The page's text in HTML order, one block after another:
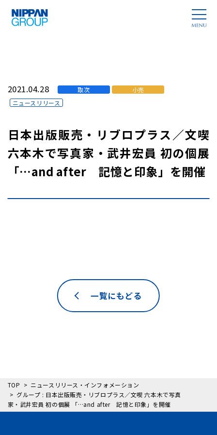
2021.04.28 取次
小売
ニュースリリース
日本出版販売・リブロプラス／文喫
六本木で写真家・武井宏員 初の個展
「…and after 記憶と印象」を開催
一覧にもどる
TOP
ニュースリリース・インフォメーション
グループ : 日本出版販売・リブロプラス／文喫 六本木で写真
家・武井宏員 初の個展 「…and after 記憶と印象」を開催